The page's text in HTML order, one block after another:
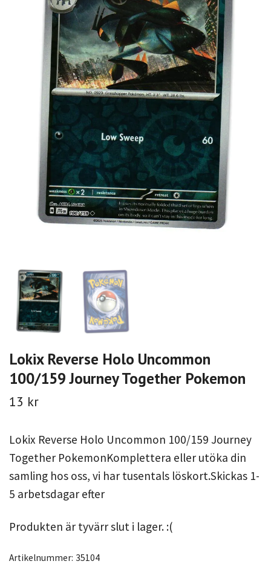
Lokix Reverse Holo Uncommon
100/159 Journey Together Pokemon
13 kr
Lokix Reverse Holo Uncommon 100/159 Journey
Together PokemonKomplettera eller utöka din
samling hos oss, vi har tusentals löskort.Skickas 1-
5 arbetsdagar efter
Produkten är tyvärr slut i lager. :(
Artikelnummer: 35104